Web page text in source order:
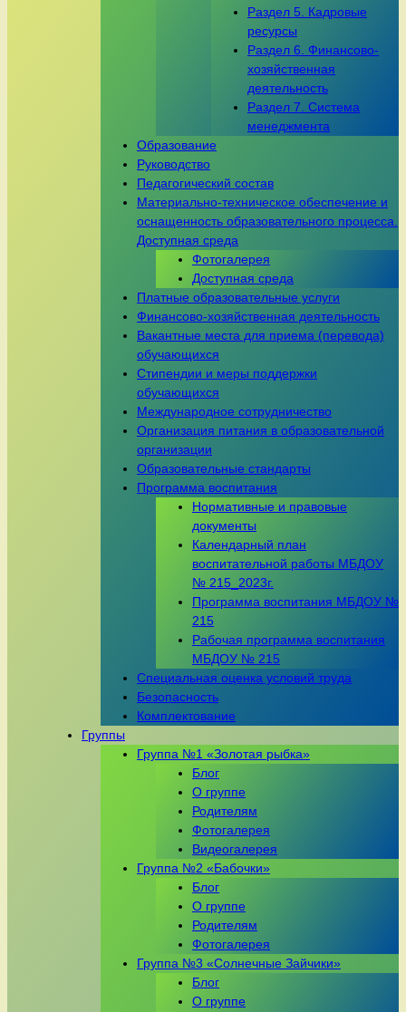
Раздел 5. Кадровые
ресурсы
Раздел 6. Финансово-
хозяйственная
деятельность
Раздел 7. Система
менеджмента
Образование
Руководство
Педагогический состав
Материально-техническое обеспечение и
оснащенность образовательного процесса.
Доступная среда
Фотогалерея
Доступная среда
Платные образовательные услуги
Финансово-хозяйственная деятельность
Вакантные места для приема (перевода)
обучающихся
Стипендии и меры поддержки
обучающихся
Международное сотрудничество
Организация питания в образовательной
организации
Образовательные стандарты
Программа воспитания
Нормативные и правовые
документы
Календарный план
воспитательной работы МБДОУ
№ 215_2023г.
Программа воспитания МБДОУ №
215
Рабочая программа воспитания
МБДОУ № 215
Специальная оценка условий труда
Безопасность
Комплектование
Группы
Группа №1 «Золотая рыбка»
Блог
О группе
Родителям
Фотогалерея
Видеогалерея
Группа №2 «Бабочки»
Блог
О группе
Родителям
Фотогалерея
Группа №3 «Солнечные Зайчики»
Блог
О группе